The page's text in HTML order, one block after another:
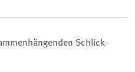
Schlick-